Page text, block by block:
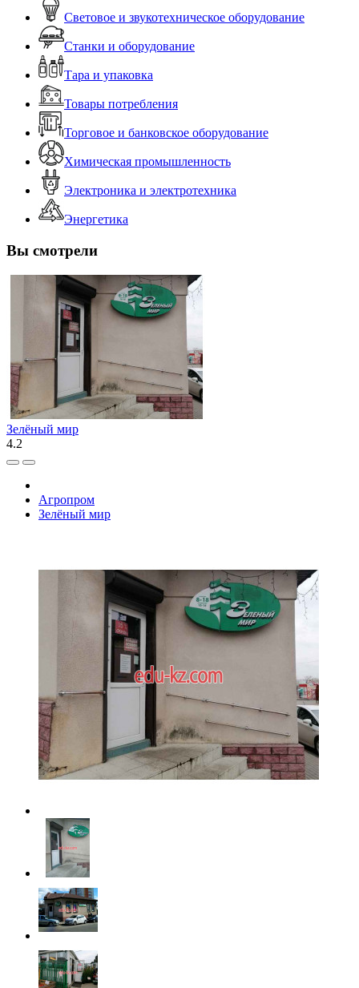
Световое и звукотехническое оборудование
Станки и оборудование
Тара и упаковка
Товары потребления
Торговое и банковское оборудование
Химическая промышленность
Электроника и электротехника
Энергетика
Вы смотрели
Зелёный мир
4.2
Агропром
Зелёный мир